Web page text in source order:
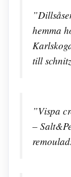
hemma
till
”Vispa
–